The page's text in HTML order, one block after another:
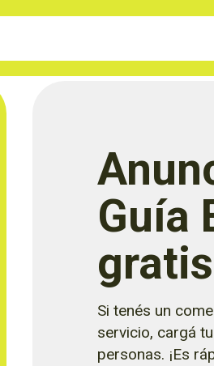
Guía
Si tenés un
servicio, cargá
personas. ¡Es